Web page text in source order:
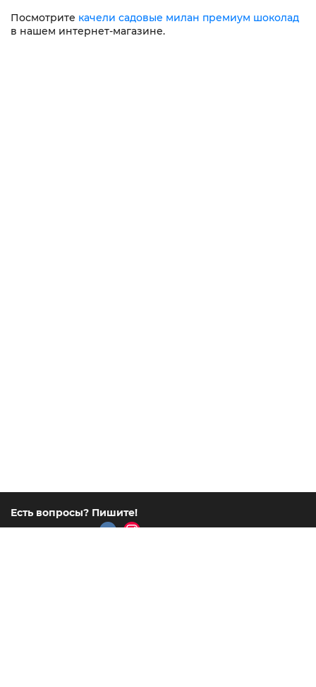
Посмотрите качели садовые милан премиум шоколад
в нашем интернет-магазине.
Есть вопросы? Пишите!
msk@lcn.ruили